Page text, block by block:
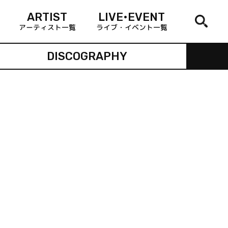
ARTIST
アーティスト一覧
LIVE•EVENT
ライブ・イベント一覧
DISCOGRAPHY